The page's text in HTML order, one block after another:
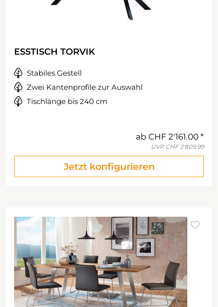
ESSTISCH TORVIK
Stabiles Gestell
Zwei Kantenprofile zur Auswahl
Tischlänge bis 240 cm
ab CHF 2'161.00
UVP CHF 2'809.99
Jetzt konfigurieren